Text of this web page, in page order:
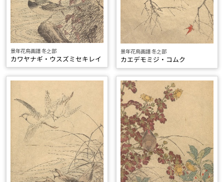
景年花鳥画譜 冬之部
カワヤナギ・ウスズミセキレイ
景年花鳥画譜 冬之部
カエデモミジ・コムク